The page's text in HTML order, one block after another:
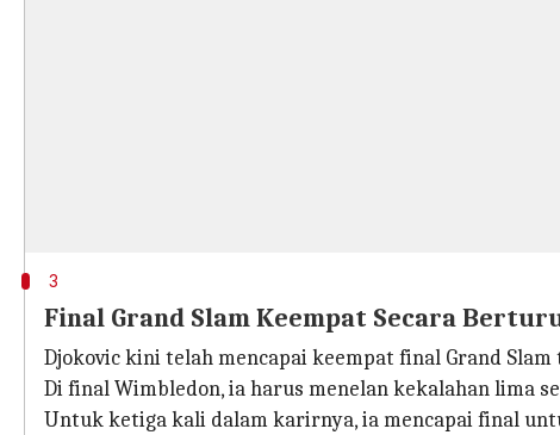
3
Final Grand Slam Keempat Secara
Djokovic kini telah mencapai keempat final Grand
Di final Wimbledon, ia harus menelan kekalahan lima
Untuk ketiga kali dalam karirnya, ia mencapai final